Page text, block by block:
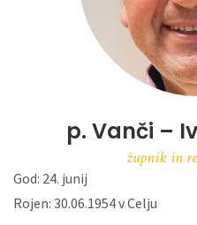
p. Vanči –
župnik in
God: 24. junij
Rojen: 30.06.1954 v Celju